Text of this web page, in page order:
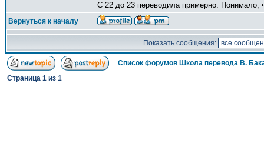
С 22 до 23 переводила примерно. Понимало,
Вернуться к началу
Показать сообщения:
Список форумов Школа перевода В.
Страница 1 из 1